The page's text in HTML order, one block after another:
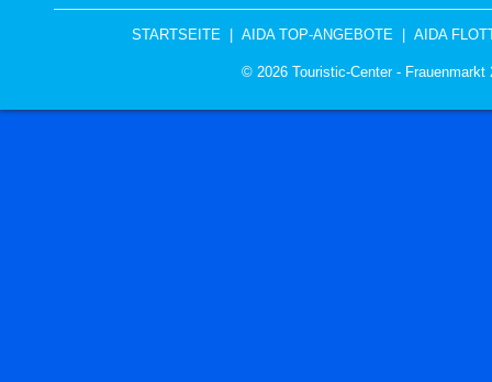
STARTSEITE| AIDA TOP-ANGEBOTE| AIDA
© 2026 Touristic-Center -